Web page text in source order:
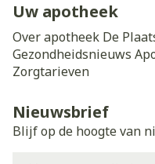
Uw apotheek
Over apotheek De
Gezondheidsnieuws
Zorgtarieven
Nieuwsbrief
Blijf op de hoogte van